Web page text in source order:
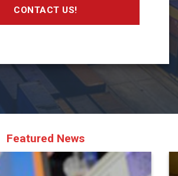
CONTACT US!
Featured News